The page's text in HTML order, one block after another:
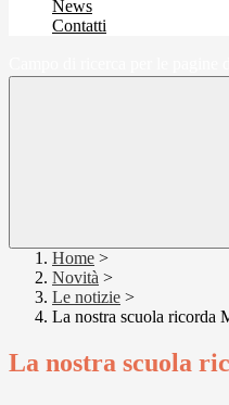
News
Contatti
Home >
Novità >
Le notizie >
La nostra scuola ricorda
La nostra scuola